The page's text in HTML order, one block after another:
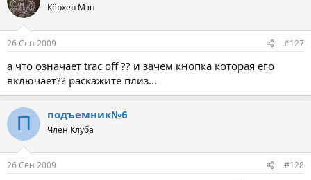
Кёрхер Мэн
26 Сен 2009 #127
а что означает trac off ?? и зачем кнопка которая его
включает?? раскажите плиз...
П подъемник№6
Член Клуба
26 Сен 2009 #128